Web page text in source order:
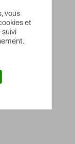
vous
et
suivi